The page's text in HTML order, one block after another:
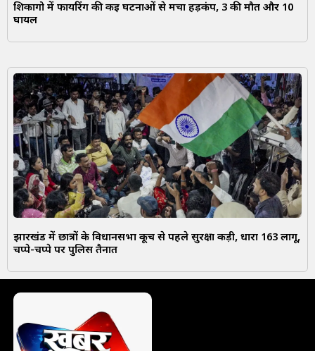
शिकागो में फायरिंग की कई घटनाओं से मचा हड़कंप, 3 की मौत और 10
घायल
झारखंड में छात्रों के विधानसभा कूच से पहले सुरक्षा कड़ी, धारा 163 लागू,
चप्पे-चप्पे पर पुलिस तैनात